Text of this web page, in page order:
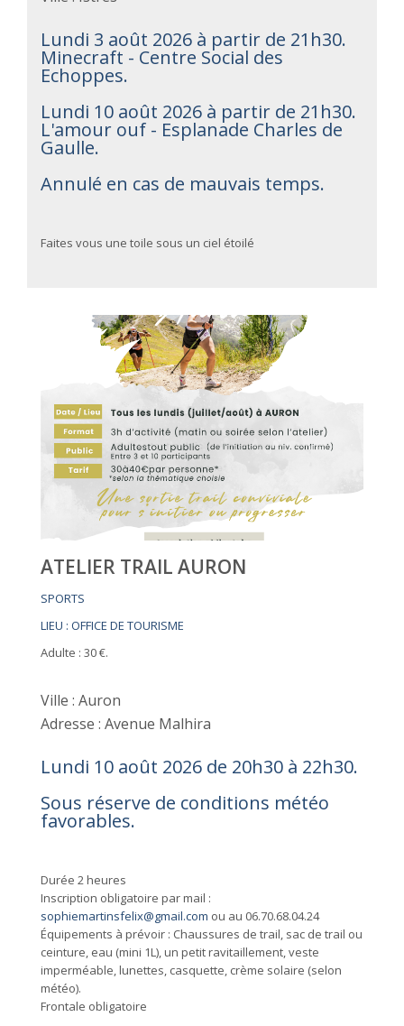
Lundi 3 août 2026 à partir de 21h30.
Minecraft - Centre Social des
Echoppes.
Lundi 10 août 2026 à partir de 21h30.
L'amour ouf - Esplanade Charles de
Gaulle.
Annulé en cas de mauvais temps.
Faites vous une toile sous un ciel étoilé
ATELIER TRAIL AURON
SPORTS
LIEU : OFFICE DE TOURISME
Adulte : 30 €.
Ville : Auron
Adresse : Avenue Malhira
Lundi 10 août 2026 de 20h30 à 22h30.
Sous réserve de conditions météo
favorables.
Durée 2 heures
Inscription obligatoire par mail :
sophiemartinsfelix@gmail.com ou au 06.70.68.04.24
Équipements à prévoir : Chaussures de trail, sac de trail ou
ceinture, eau (mini 1L), un petit ravitaillement, veste
imperméable, lunettes, casquette, crème solaire (selon
météo).
Frontale obligatoire